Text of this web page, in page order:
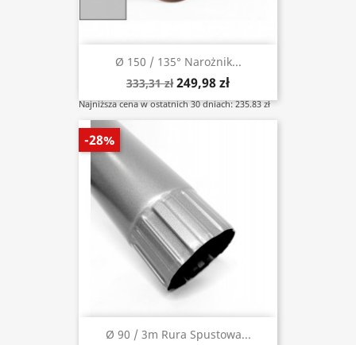
Ø 150 / 135° Narożnik...
333,31 zł 249,98 zł
Najniższa cena w ostatnich 30 dniach: 235.83 zł
Ø 90 / 3m Rura Spustowa...
-28%